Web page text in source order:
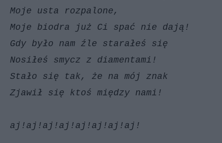
Moje usta rozpalone,
Moje biodra już Ci spać nie dają!
Gdy było nam źle starałeś się
Nosiłeś smycz z diamentami!
Stało się tak, że na mój znak
Zjawił się ktoś między nami!
aj!aj!aj!aj!aj!aj!aj!aj!